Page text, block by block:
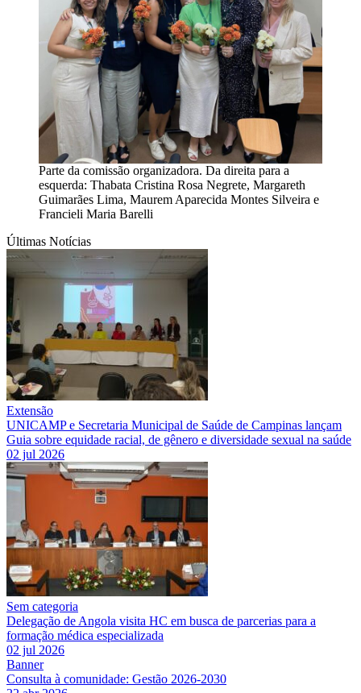
Parte da comissão organizadora. Da direita para a
esquerda: Thabata Cristina Rosa Negrete, Margareth
Guimarães Lima, Maurem Aparecida Montes Silveira e
Francieli Maria Barelli
Últimas Notícias
Extensão
UNICAMP e Secretaria Municipal de Saúde de Campinas lançam
Guia sobre equidade racial, de gênero e diversidade sexual na saúde
02 jul 2026
Sem categoria
Delegação de Angola visita HC em busca de parcerias para a
formação médica especializada
02 jul 2026
Banner
Consulta à comunidade: Gestão 2026-2030